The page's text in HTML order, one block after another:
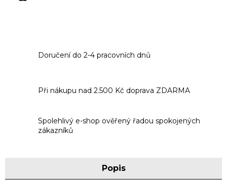
Doručení do 2-4 pracovních dnů
Při nákupu nad 2.500 Kč doprava ZDARMA
Spolehlivý e-shop ověřený řadou spokojených
zákazníků
Popis